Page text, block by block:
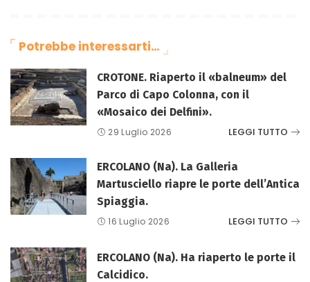
Potrebbe interessarti…
CROTONE. Riaperto il «balneum» del
Parco di Capo Colonna, con il
«Mosaico dei Delfini».
29 Luglio 2026 LEGGI TUTTO
ERCOLANO (Na). La Galleria
Martusciello riapre le porte dell’Antica
Spiaggia.
16 Luglio 2026 LEGGI TUTTO
ERCOLANO (Na). Ha riaperto le porte il
Calcidico.